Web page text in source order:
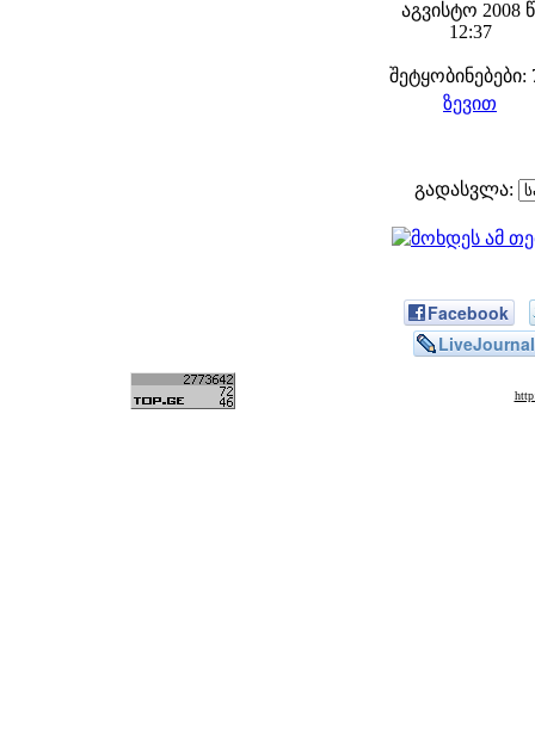
აგვისტო 2008
12:37
შეტყობინებები:
ზევით
გადასვლა:
Facebook
LiveJournal